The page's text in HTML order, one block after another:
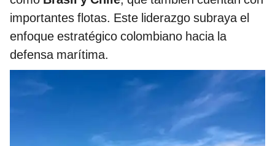
importantes flotas. Este liderazgo subraya el
enfoque estratégico colombiano hacia la
defensa marítima.